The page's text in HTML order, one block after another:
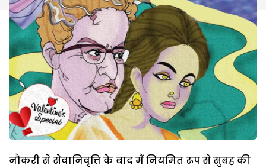
नौकरी से सेवानिवृत्ति के बाद मैं नियमित रूप से सुबह की